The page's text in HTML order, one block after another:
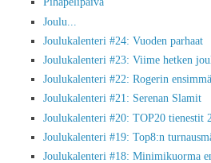
Joulu...
Joulukalenteri #24: Vuoden parhaat
Joulukalenteri #23: Viime hetken
Joulukalenteri #22: Rogerin
Joulukalenteri #21: Serenan Slamit
Joulukalenteri #20: TOP20 tienestit
Joulukalenteri #19: Top8:n
Joulukalenteri #18: Minimikuorma